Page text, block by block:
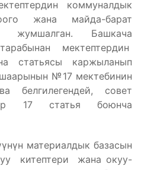
коммуналдык
жана майда-барат
жумшалган. Башкача
мектептердин
статьясы каржыланып
№17 мектебинин
белгилегендей, совет
17 статья боюнча
материалдык базасын
китептери жана окуу-